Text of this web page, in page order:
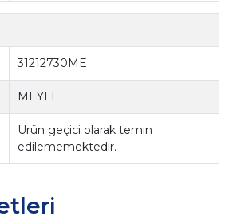
31212730ME
MEYLE
Ürün geçici olarak temin
edilememektedir.